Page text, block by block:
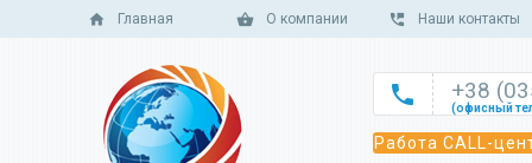
Главная О компании Наши контакты
 +38
(офисный

(офисный
Работа CALL-